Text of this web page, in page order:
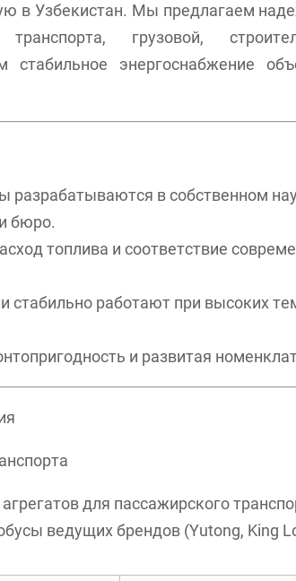
в Узбекистан. Мы предлагаем
грузовой,
стабильное энергоснабжение
разрабатываются в собственном
бюро.
топлива и соответствие
стабильно работают при высоких
и развитая
для пассажирского
ведущих брендов (Yutong, King